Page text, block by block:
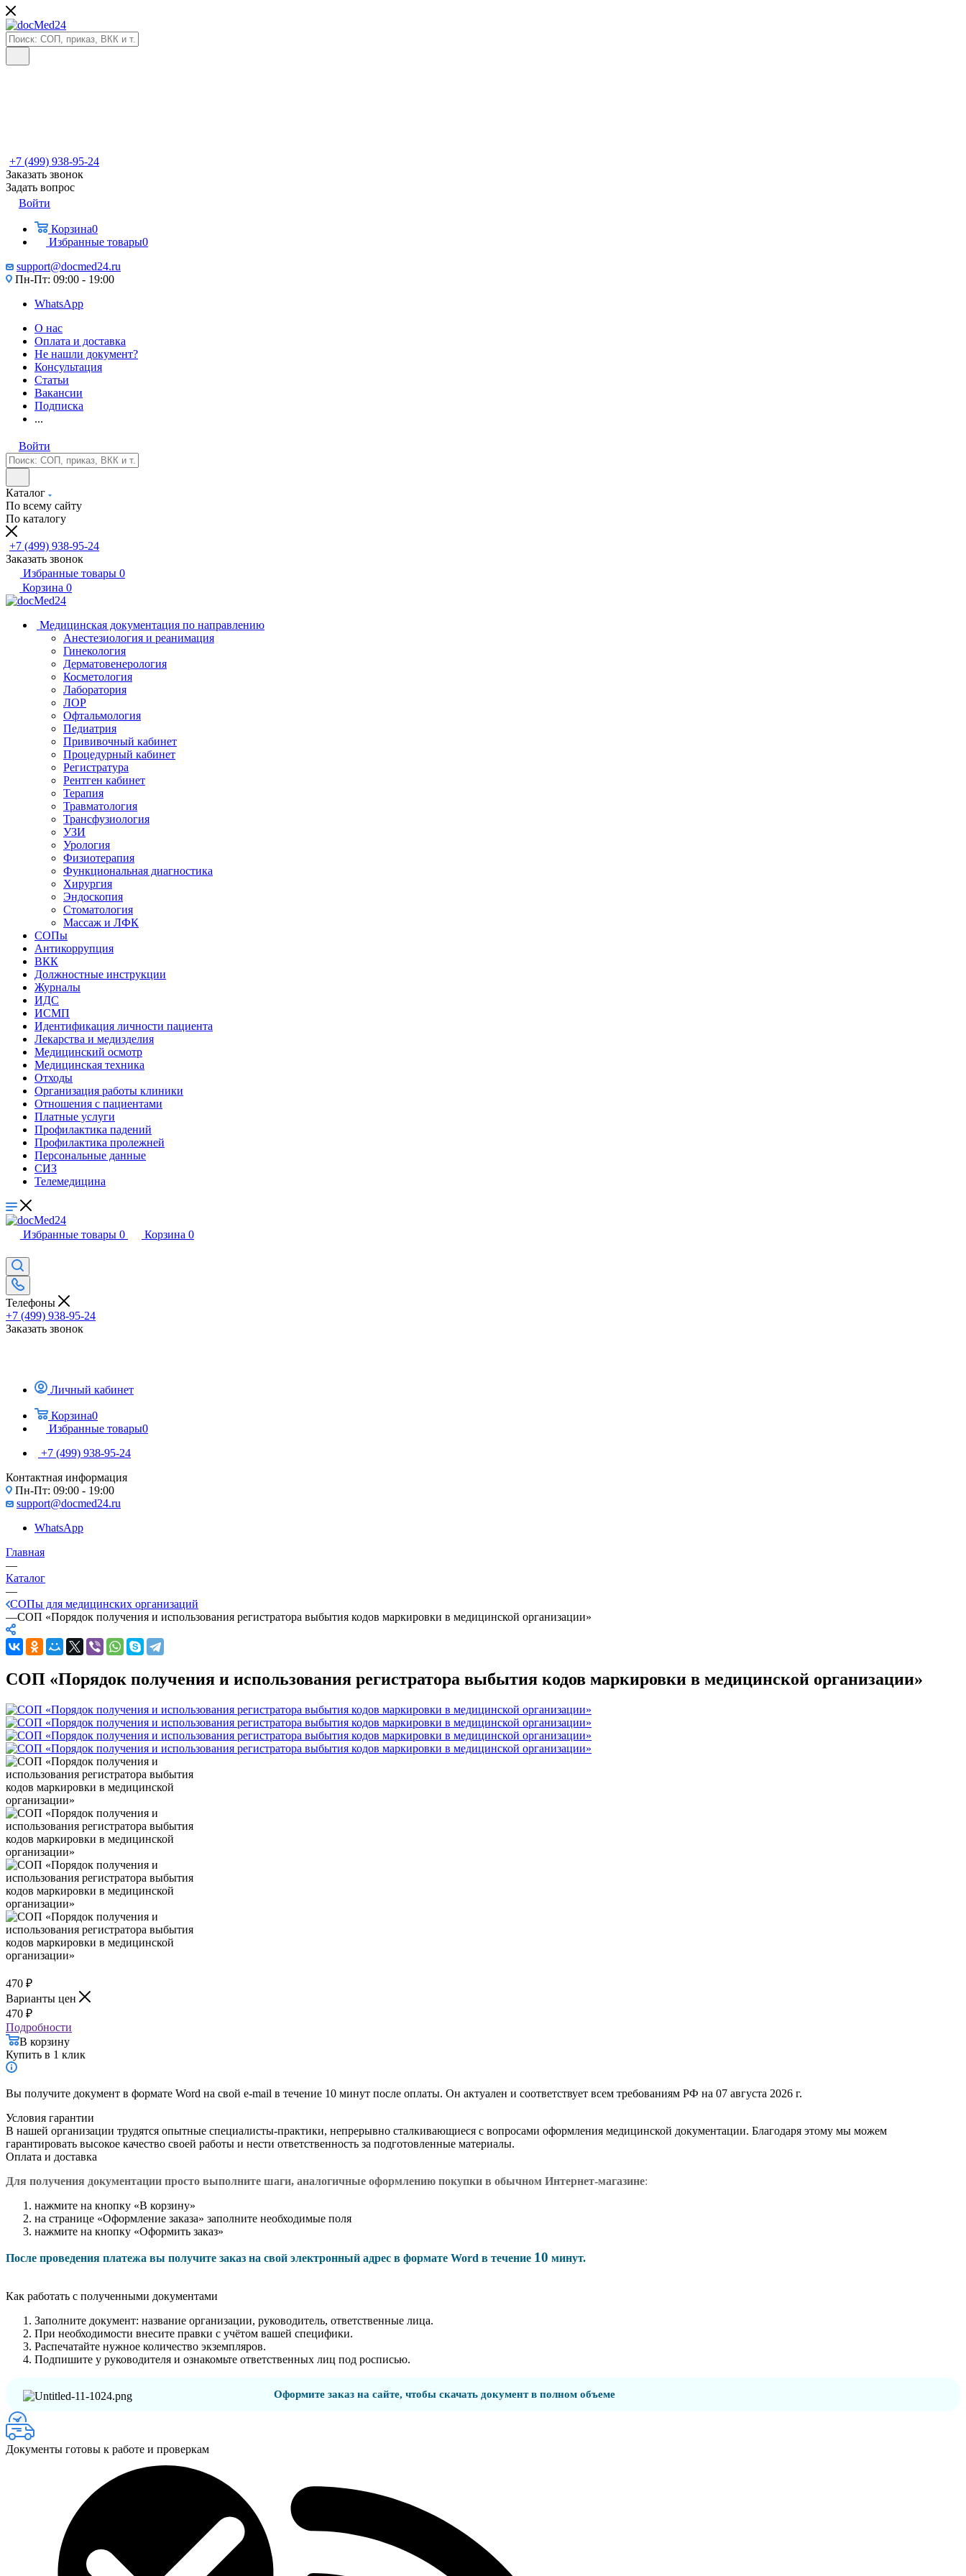
+7 (499) 938-95-24
Заказать звонок
Задать вопрос
Войти
Корзина0
Избранные товары0
support@docmed24.ru
Пн-Пт: 09:00 - 19:00
WhatsApp
О нас
Оплата и доставка
Не нашли документ?
Консультация
Статьи
Вакансии
Подписка
...
Войти
Каталог
По всему сайту
По каталогу
+7 (499) 938-95-24
Заказать звонок
Избранные товары 0
Корзина 0
Медицинская документация по направлению
Анестезиология и реанимация
Гинекология
Дерматовенерология
Косметология
Лаборатория
ЛОР
Офтальмология
Педиатрия
Прививочный кабинет
Процедурный кабинет
Регистратура
Рентген кабинет
Терапия
Травматология
Трансфузиология
УЗИ
Урология
Физиотерапия
Функциональная диагностика
Хирургия
Эндоскопия
Стоматология
Массаж и ЛФК
СОПы
Антикоррупция
ВКК
Должностные инструкции
Журналы
ИДС
ИСМП
Идентификация личности пациента
Лекарства и медизделия
Медицинский осмотр
Медицинская техника
Отходы
Организация работы клиники
Отношения с пациентами
Платные услуги
Профилактика падений
Профилактика пролежней
Персональные данные
СИЗ
Телемедицина
Избранные товары 0 Корзина 0
Телефоны
+7 (499) 938-95-24
Заказать звонок
Личный кабинет
Корзина0
Избранные товары0
+7 (499) 938-95-24
Контактная информация
Пн-Пт: 09:00 - 19:00
support@docmed24.ru
WhatsApp
Главная
—
Каталог
—
СОПы для медицинских организаций
—СОП «Порядок получения и использования регистратора выбытия кодов маркировки в медицинской организации»
СОП «Порядок получения и использования регистратора выбытия кодов маркировки в медицинской организации»
470 ₽
Варианты цен
470 ₽
Подробности
В корзину
Купить в 1 клик
Вы получите документ в формате Word на свой e-mail в течение 10 минут после оплаты. Он актуален и соответствует всем требованиям РФ на 07 августа 2026 г.
Условия гарантии
В нашей организации трудятся опытные специалисты-практики, непрерывно сталкивающиеся с вопросами оформления медицинской документации. Благодаря этому мы можем
гарантировать высокое качество своей работы и нести ответственность за подготовленные материалы.
Оплата и доставка
Для получения документации просто выполните шаги, аналогичные оформлению покупки в обычном Интернет-магазине:
нажмите на кнопку «В корзину»
на странице «Оформление заказа» заполните необходимые поля
нажмите на кнопку «Оформить заказ»
После проведения платежа вы получите заказ на свой электронный адрес в формате Word в течение 10 минут.
Как работать с полученными документами
Заполните документ: название организации, руководитель, ответственные лица.
При необходимости внесите правки с учётом вашей специфики.
Распечатайте нужное количество экземпляров.
Подпишите у руководителя и ознакомьте ответственных лиц под росписью.
Оформите заказ на сайте, чтобы скачать документ в полном объеме
Документы готовы к работе и проверкам